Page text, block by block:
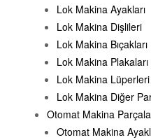
Lok Makina Ayakları
Lok Makina Dişlileri
Lok Makina Bıçakları
Lok Makina Plakaları
Lok Makina Lüperleri
Lok Makina Diğer
Otomat Makina
Otomat Makina